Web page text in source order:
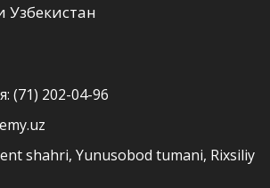
Узбекистан
(71) 202-04-96
shahri, Yunusobod tumani, Rixsiliy